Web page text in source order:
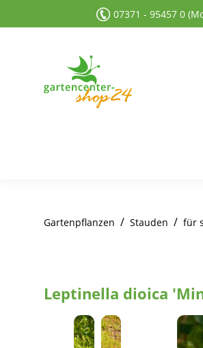
Zur07371 - 95457 0
Gartenpflanzen / Stauden / für
Leptinella dioica